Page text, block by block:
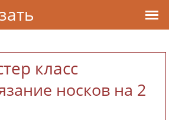
класс
носков на 2